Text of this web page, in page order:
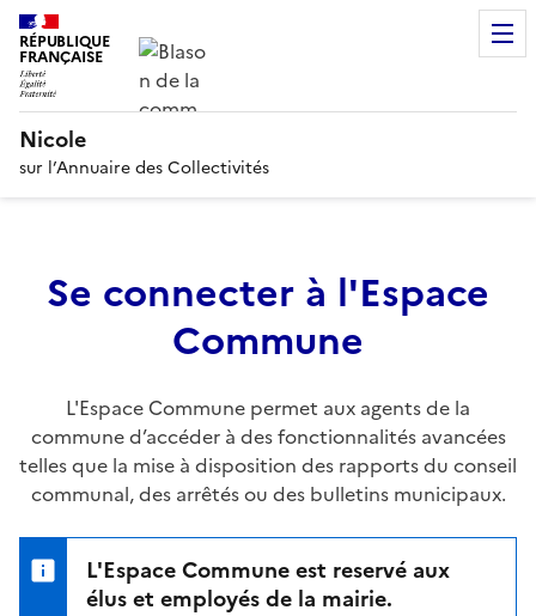
RÉPUBLIQUE
FRANÇAISE
Nicole
sur l’Annuaire des Collectivités
Se connecter à l'Espace
Commune
L'Espace Commune permet aux agents de la
commune d’accéder à des fonctionnalités avancées
telles que la mise à disposition des rapports du conseil
communal, des arrêtés ou des bulletins municipaux.
L'Espace Commune est reservé aux
élus et employés de la mairie.